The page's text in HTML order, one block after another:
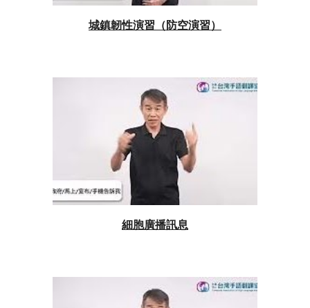
城鎮韌性演習（防空演習）
細胞廣播訊息